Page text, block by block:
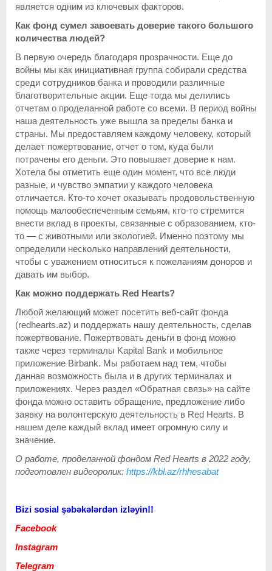
является одним из ключевых факторов.
Как фонд сумел завоевать доверие такого большого
количества людей?
В первую очередь благодаря прозрачности. Еще до
войны мы как инициативная группа собирали средства
среди сотрудников банка и проводили различные
благотворительные акции. Еще тогда мы делились
отчетам о проделанной работе со всеми. В период войны
наша деятельность уже вышла за пределы банка и
страны. Мы предоставляем каждому человеку, который
делает пожертвование, отчет о том, куда были
потрачены его деньги. Это повышает доверие к нам.
Хотела бы отметить еще один момент, что все люди
разные, и чувство эмпатии у каждого человека
отличается. Кто-то хочет оказывать продовольственную
помощь малообеспеченным семьям, кто-то стремится
внести вклад в проекты, связанные с образованием, кто-
то — с животными или экологией. Именно поэтому мы
определили несколько направлений деятельности,
чтобы с уважением относиться к пожеланиям доноров и
давать им выбор.
Как можно поддержать Red Hearts?
Любой желающий может посетить веб-сайт фонда
(redhearts.az) и поддержать нашу деятельность, сделав
пожертвование. Пожертвовать деньги в фонд можно
также через терминалы Kapital Bank и мобильное
приложение Birbank. Мы работаем над тем, чтобы
данная возможность была и в других терминалах и
приложениях. Через раздел «Обратная связь» на сайте
фонда можно оставить обращение, предложение либо
заявку на волонтерскую деятельность в Red Hearts. В
нашем деле каждый вклад имеет огромную силу и
значение.
О работе, проделанной фондом Red Hearts в 2022 году,
подготовлен видеоролик: https://kbl.az/rhhesabat
Bizi sosial şəbəkələrdən izləyin!!
Facebook
Instagram
Telegram